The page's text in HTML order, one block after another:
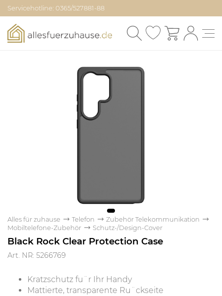
Servicehotline: 0365/527881-88
Alles für zuhause Telefon
Zubehör Telekommunikation
Mobiltelefone-Zubehör
Schutz-/Design-Cover
Black Rock Clear Protection Case
Art. NR: 5266769
Kratzschutz fu¨r Ihr Handy
Mattierte, transparente Ru¨ckseite